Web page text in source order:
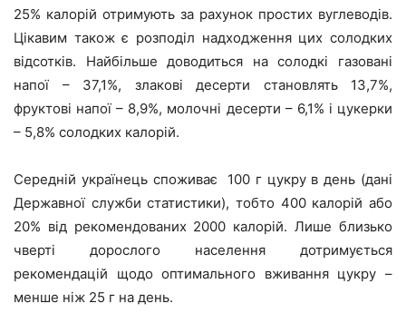
25% калорій отримують за рахунок простих вуглеводів.
Цікавим також є розподіл надходження цих солодких
відсотків. Найбільше доводиться на солодкі газовані
напої – 37,1%, злакові десерти становлять 13,7%,
фруктові напої – 8,9%, молочні десерти – 6,1% і цукерки
– 5,8% солодких калорій.
Середній українець споживає 100 г цукру в день (дані
Державної служби статистики), тобто 400 калорій або
20% від рекомендованих 2000 калорій. Лише близько
чверті дорослого населення дотримується
рекомендацій щодо оптимального вживання цукру –
менше ніж 25 г на день.